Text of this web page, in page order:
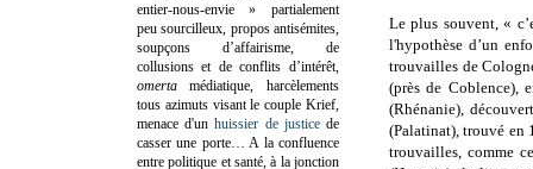
Le plus souvent, «
l'hypothèse d’un
trouvailles de
(près de Coblence),
(Rhénanie),
(Palatinat), trouvé en
trouvailles, comme
entier-nous-envie » partialement
peu sourcilleux, propos antisémites,
soupçons d’affairisme, de
collusions et de conflits d’intérêt,
omertamédiatique, harcèlements
tous azimuts visant le couple Krief,
menace d'unhuissier de justicede
casser une porte… A la confluence
entre politique et santé, à la jonction